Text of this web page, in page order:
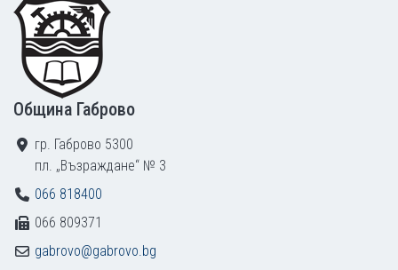
Община Габрово
гр. Габрово 5300
пл. „Възраждане“ № 3
066 818400
066 809371
gabrovo@gabrovo.bg